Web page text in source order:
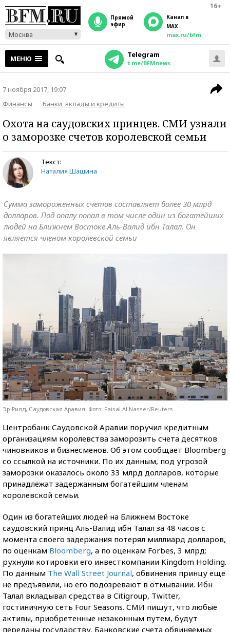
16+
Москва
прямой
эфир
Канал в
MAX
max.ru/bfm
МЕНЮ Telegram
t.me/BFMnews
7 ноября 2017, 19:07
Финансы
Банки, вклады и кредиты
Охота на саудовских принцев. СМИ узнали
о заморозке счетов королевской семьи
Текст:
Наталия Шашина
Сумма замороженных счетов составляет более 30 млрд
долларов. Под опалу попал в том числе один из богатейших
людей на Ближнем Востоке Аль-Валид ибн Талал. Он
является членом королевской семьи
Эр-Рияд, Саудовская Аравия. Фото: Faisal Al Nasser/Reuters
Центробанк Саудовской Аравии поручил кредитным
организациям королевства заморозить счета десятков
чиновников и бизнесменов. Об этом сообщает Bloomberg
со ссылкой на источники. По их данным, под угрозой
заморозки оказалось около 33 млрд долларов, которые
принадлежат задержанным богатейшим членам
королевской семьи.
Один из богатейших людей на Ближнем Востоке
саудовский принц Аль-Валид ибн Талал за 48 часов с
момента своего задержания потерял миллиард долларов,
по оценкам Bloomberg, а по оценкам Forbes, 3 млрд:
рухнули котировки его инвесткомпании Kingdom Holding.
По данным The Wall Street Journal, обвинения принцу еще
не предъявили, но его подозревают в отмывании. Ибн
Талал вкладывал средства в Citigroup, Twitter,
гостиничную сеть Four Seasons. СМИ пишут, что любые
активы, приобретенные незаконным путем, будут
переданы государству. Банковские счета обвиняемых